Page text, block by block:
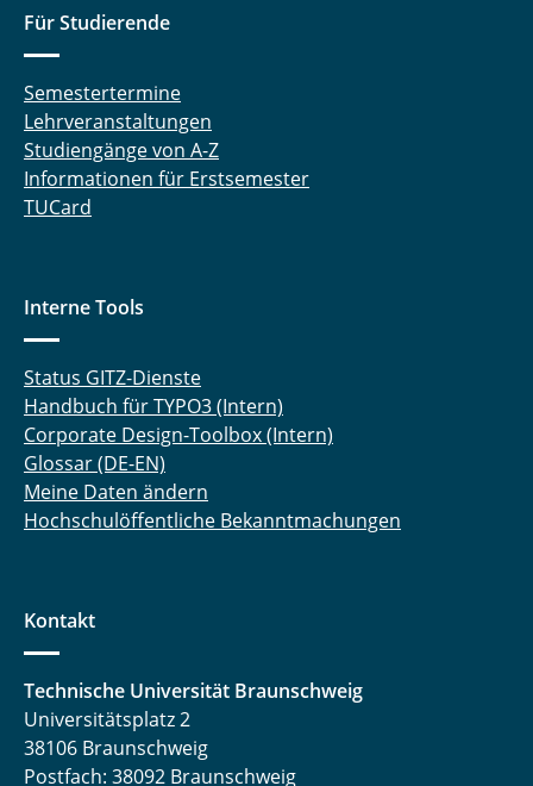
Für Studierende
Semestertermine
Lehrveranstaltungen
Studiengänge von A-Z
Informationen für Erstsemester
TUCard
Interne Tools
Status GITZ-Dienste
Handbuch für TYPO3 (Intern)
Corporate Design-Toolbox (Intern)
Glossar (DE-EN)
Meine Daten ändern
Hochschulöffentliche Bekanntmachungen
Kontakt
Technische Universität Braunschweig
Universitätsplatz 2
38106 Braunschweig
Postfach: 38092 Braunschweig